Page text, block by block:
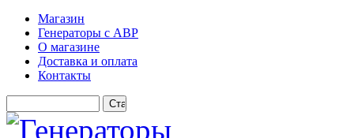
Магазин
Генераторы с АВР
О магазине
Доставка и оплата
Контакты